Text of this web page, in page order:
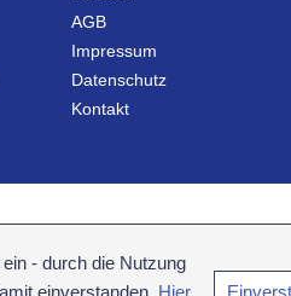
AGB
Impressum
Datenschutz
Kontakt
- durch die Nutzung
einverstanden. Hier